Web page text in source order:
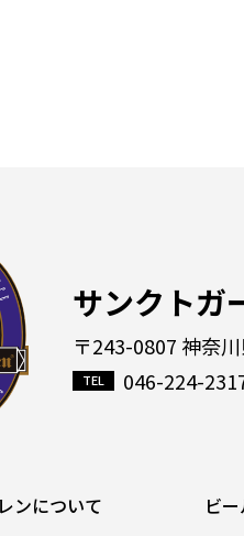
サンクトガ
〒243-0807 神奈
046-224-
ンについて ビ